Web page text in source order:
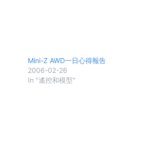
Mini-Z AWD一日心得報告
2006-02-26
In "遙控和模型"